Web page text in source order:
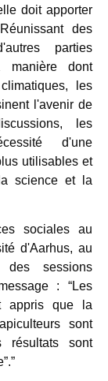
doit apporter
des
parties
dont
les
l'avenir de
les
d'une
utilisables et
science et la
sociales au
d'Aarhus, au
sessions
: “Les
appris que la
sont
sont